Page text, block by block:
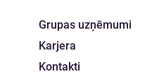
Grupas uzņēmumi
Karjera
Kontakti